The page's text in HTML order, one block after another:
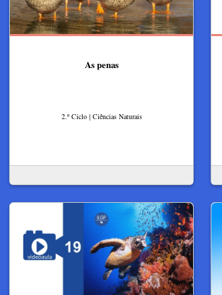
As penas
2.º Ciclo | Ciências Naturais